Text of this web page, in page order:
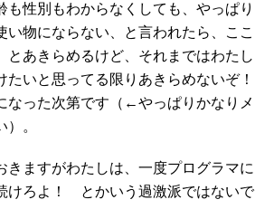
性別もわからなくしても、やっぱり
い物にならない、と言われたら、ここ
とあきらめるけど、それまではわたし
たいと思ってる限りあきらめないぞ！
った次第です（←やっぱりかなりメ
。
ますがわたしは、一度プログラマに
けろよ！ とかいう過激派ではないで